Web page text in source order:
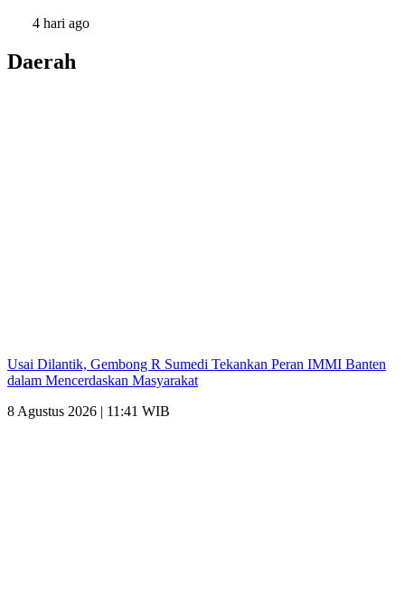
4 hari ago
Daerah
Usai Dilantik, Gembong R Sumedi Tekankan Peran IMMI Banten
dalam Mencerdaskan Masyarakat
8 Agustus 2026 | 11:41 WIB